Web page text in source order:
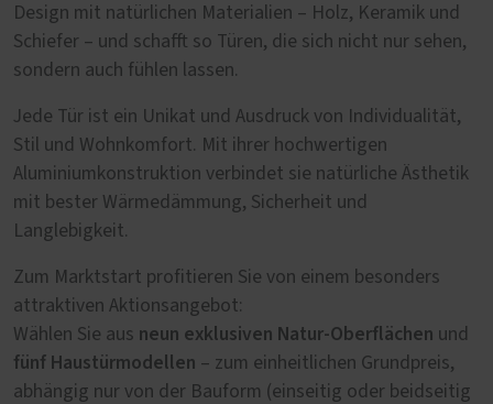
Design mit natürlichen Materialien – Holz, Keramik und
Schiefer – und schafft so Türen, die sich nicht nur sehen,
sondern auch fühlen lassen.
Jede Tür ist ein Unikat und Ausdruck von Individualität,
Stil und Wohnkomfort. Mit ihrer hochwertigen
Aluminiumkonstruktion verbindet sie natürliche Ästhetik
mit bester Wärmedämmung, Sicherheit und
Langlebigkeit.
Zum Marktstart profitieren Sie von einem besonders
attraktiven Aktionsangebot:
Wählen Sie aus neun exklusiven Natur-Oberflächen und
fünf Haustürmodellen – zum einheitlichen Grundpreis,
abhängig nur von der Bauform (einseitig oder beidseitig